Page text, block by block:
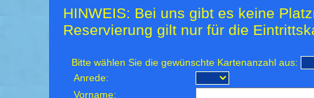
HINWEIS: Bei uns gibt es keine
Reservierung gilt nur für die
Bitte wählen Sie die gewünschte Kartenanzahl aus:
Anrede:
Vorname: